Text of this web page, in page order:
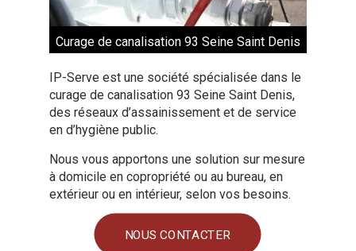
Curage de canalisation 93 Seine Saint Denis
IP-Serve est une société spécialisée dans le
curage de canalisation 93 Seine Saint Denis,
des réseaux d’assainissement et de service
en d’hygiène public.
Nous vous apportons une solution sur mesure
à domicile en copropriété ou au bureau, en
extérieur ou en intérieur, selon vos besoins.
NOUS CONTACTER